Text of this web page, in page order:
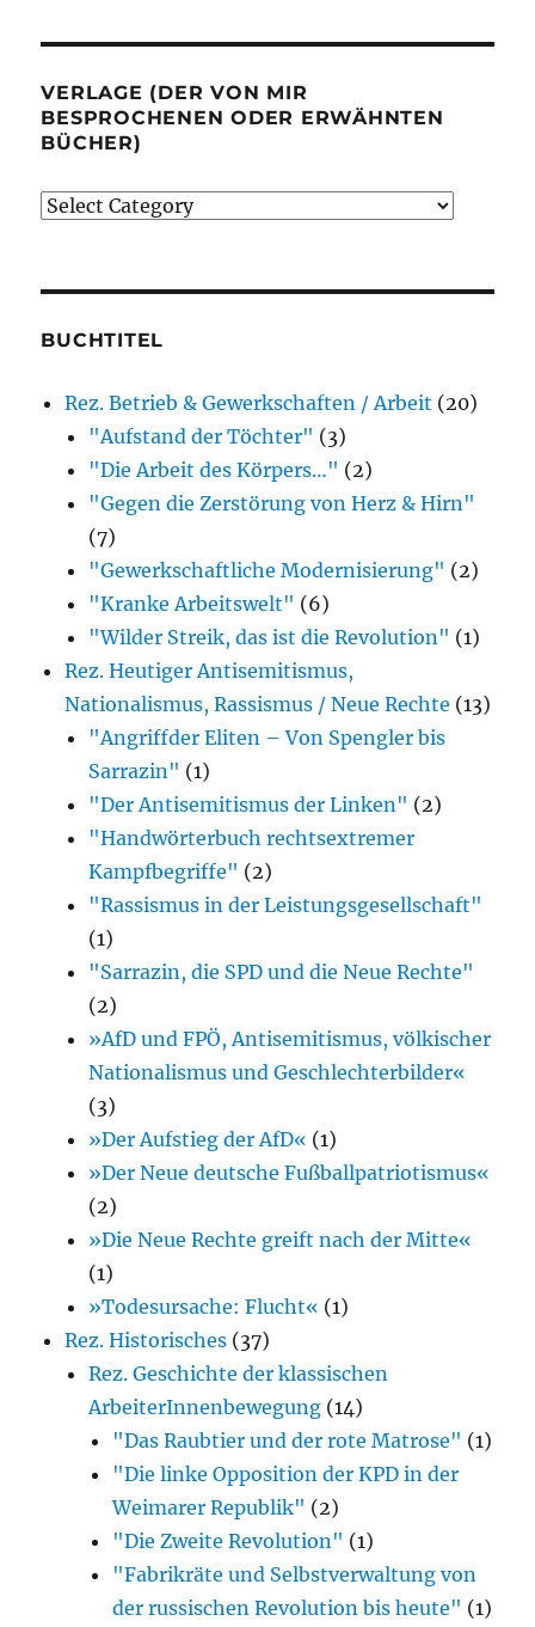
VERLAGE (DER VON MIR
BESPROCHENEN ODER ERWÄHNTEN
BÜCHER)
Verlage
besprochenen
erwähnten
Bücher)
BUCHTITEL
Rez. Betrieb & Gewerkschaften / Arbeit (20)
"Aufstand der Töchter" (3)
"Die Arbeit des Körpers…" (2)
"Gegen die Zerstörung von Herz & Hirn"
(7)
"Gewerkschaftliche Modernisierung" (2)
"Kranke Arbeitswelt" (6)
"Wilder Streik, das ist die Revolution" (1)
Rez. Heutiger Antisemitismus,
Nationalismus, Rassismus / Neue Rechte (13)
"Angriffder Eliten – Von Spengler bis
Sarrazin" (1)
"Der Antisemitismus der Linken" (2)
"Handwörterbuch rechtsextremer
Kampfbegriffe" (2)
"Rassismus in der Leistungsgesellschaft"
(1)
"Sarrazin, die SPD und die Neue Rechte"
(2)
»AfD und FPÖ, Antisemitismus, völkischer
Nationalismus und Geschlechterbilder«
(3)
»Der Aufstieg der AfD« (1)
»Der Neue deutsche Fußballpatriotismus«
(2)
»Die Neue Rechte greift nach der Mitte«
(1)
»Todesursache: Flucht« (1)
Rez. Historisches (37)
Rez. Geschichte der klassischen
ArbeiterInnenbewegung (14)
"Das Raubtier und der rote Matrose" (1)
"Die linke Opposition der KPD in der
Weimarer Republik" (2)
"Die Zweite Revolution" (1)
"Fabrikräte und Selbstverwaltung von
der russischen Revolution bis heute" (1)